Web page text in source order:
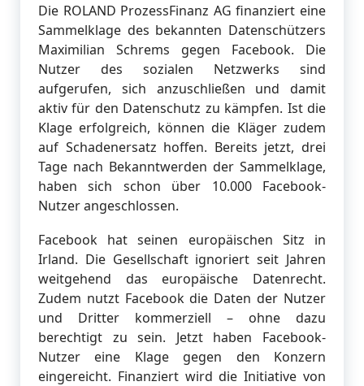
Die ROLAND ProzessFinanz AG finanziert eine
Sammelklage des bekannten Datenschützers
Maximilian Schrems gegen Facebook. Die
Nutzer des sozialen Netzwerks sind
aufgerufen, sich anzuschließen und damit
aktiv für den Datenschutz zu kämpfen. Ist die
Klage erfolgreich, können die Kläger zudem
auf Schadenersatz hoffen. Bereits jetzt, drei
Tage nach Bekanntwerden der Sammelklage,
haben sich schon über 10.000 Facebook-
Nutzer angeschlossen.
Facebook hat seinen europäischen Sitz in
Irland. Die Gesellschaft ignoriert seit Jahren
weitgehend das europäische Datenrecht.
Zudem nutzt Facebook die Daten der Nutzer
und Dritter kommerziell – ohne dazu
berechtigt zu sein. Jetzt haben Facebook-
Nutzer eine Klage gegen den Konzern
eingereicht. Finanziert wird die Initiative von